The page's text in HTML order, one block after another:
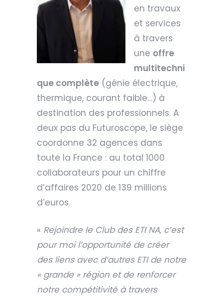
en travaux
et services
à travers
une offre
multitechni
que complète (génie électrique,
thermique, courant faible…) à
destination des professionnels. A
deux pas du Futuroscope, le siège
coordonne 32 agences dans
toute la France : au total 1000
collaborateurs pour un chiffre
d’affaires 2020 de 139 millions
d’euros.
« Rejoindre le Club des ETI NA, c’est
pour moi l’opportunité de créer
des liens avec d’autres ETI de notre
« grande » région et de renforcer
notre compétitivité à travers